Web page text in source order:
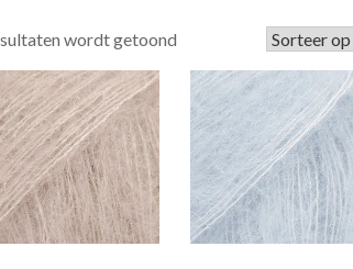
wordt getoond
populariteit